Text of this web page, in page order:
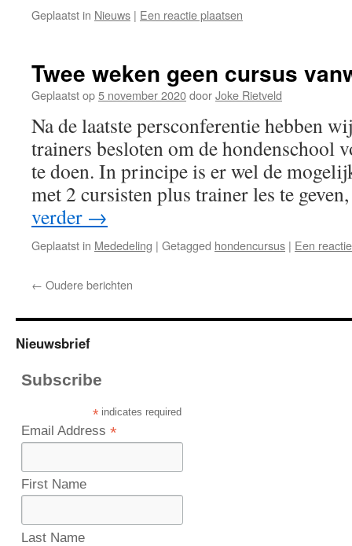
Geplaatst in Nieuws | Een reactie plaatsen
Twee weken geen cursus
Geplaatst op5 november 2020doorJoke Rietveld
Na de laatste persconferentie hebben
trainers besloten om de hondenschool
te doen. In principe is er wel de
met 2 cursisten plus trainer les te
verder →
Geplaatst in Mededeling | Getagged hondencursus | Een
← Oudere berichten
Nieuwsbrief
Subscribe
* indicates required
Email Address *
First Name
Last Name